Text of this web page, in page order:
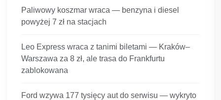
Paliwowy koszmar wraca — benzyna i diesel
powyżej 7 zł na stacjach
Leo Express wraca z tanimi biletami — Kraków–
Warszawa za 8 zł, ale trasa do Frankfurtu
zablokowana
Ford wzywa 177 tysięcy aut do serwisu — wykryto